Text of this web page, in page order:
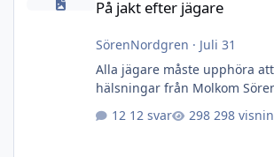
På jakt efter jägare
SörenNordgren · Juli 31
Alla jägare måste upphöra
hälsningar från Molkom
12 svar
298